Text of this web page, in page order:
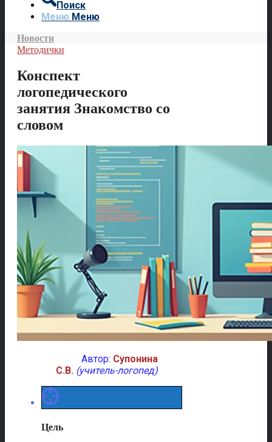
Поиск
Меню Меню
Новости
Методички
Конспект
логопедического
занятия Знакомство со
словом
Автор: Супонина
С.В. (учитель-логопед)
Цель